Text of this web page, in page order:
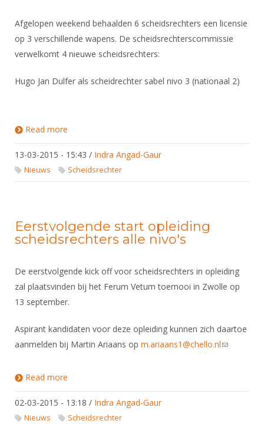
Afgelopen weekend behaalden 6 scheidsrechters een licensie
op 3 verschillende wapens. De scheidsrechterscommissie
verwelkomt 4 nieuwe scheidsrechters:
Hugo Jan Dulfer als scheidrechter sabel nivo 3 (nationaal 2)
Read more
13-03-2015 - 15:43 / Indra Angad-Gaur
Nieuws Scheidsrechter
Eerstvolgende start opleiding
scheidsrechters alle nivo's
De eerstvolgende kick off voor scheidsrechters in opleiding
zal plaatsvinden bij het Ferum Vetum toernooi in Zwolle op
13 september.
Aspirant kandidaten voor deze opleiding kunnen zich daartoe
aanmelden bij Martin Ariaans op m.ariaans1@chello.nl(link sends
Read more
02-03-2015 - 13:18 / Indra Angad-Gaur
Nieuws Scheidsrechter